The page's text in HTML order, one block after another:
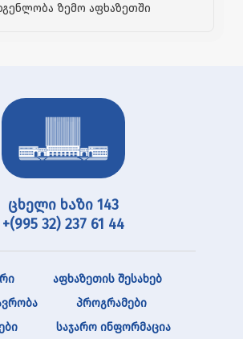
ზემო აფხაზეთში
ცხელი ხაზი 143
+(995 32) 237 61 44
აფხაზეთის შესახებ
პროგრამები
საჯარო ინფორმაცია